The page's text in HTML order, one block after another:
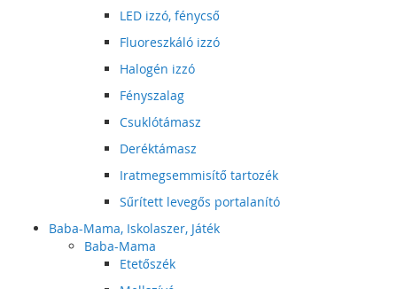
LED izzó, fénycső
Fluoreszkáló izzó
Halogén izzó
Fényszalag
Csuklótámasz
Deréktámasz
Iratmegsemmisítő tartozék
Sűrített levegős portalanító
Baba-Mama, Iskolaszer, Játék
Baba-Mama
Etetőszék